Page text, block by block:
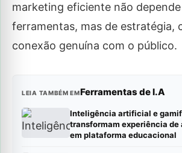
marketing eficiente não
ferramentas, mas de estratégia,
conexão genuína com o público.
LEIA TAMBÉM EMFerramentas de I.A
Inteligência artificial e
transformam experiência de
em plataforma educacional